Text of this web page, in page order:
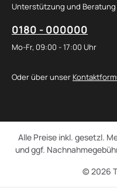
Unterstützung und
0180 - 000000
Mo-Fr, 09:00 - 17:00 Uhr
Oder über unser
© 2026
Alle Preise inkl. gesetzl.
und ggf.